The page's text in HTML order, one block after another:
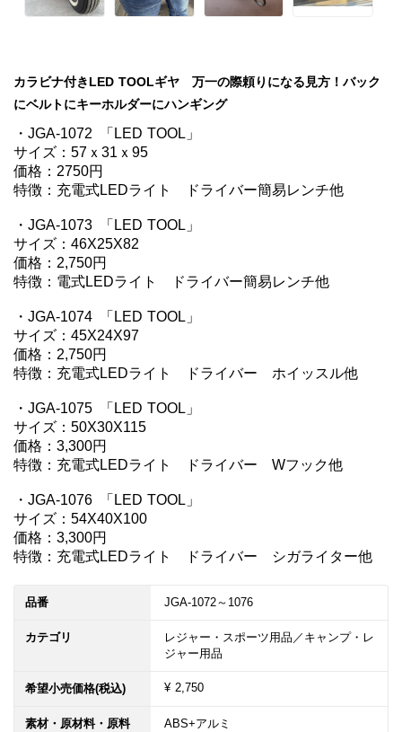
カラビナ付きLED TOOLギヤ　万一の際頼りになる見方！バック
にベルトにキーホルダーにハンギング
・JGA-1072	「LED TOOL」
サイズ：57ｘ31ｘ95
価格：2750円
特徴：充電式LEDライト　ドライバー簡易レンチ他
・JGA-1073	「LED TOOL」
サイズ：46X25X82
価格：2,750円
特徴：電式LEDライト　ドライバー簡易レンチ他
・JGA-1074	「LED TOOL」
サイズ：45X24X97
価格：2,750円
特徴：充電式LEDライト　ドライバー　ホイッスル他
・JGA-1075	「LED TOOL」
サイズ：50X30X115
価格：3,300円
特徴：充電式LEDライト　ドライバー　Wフック他
・JGA-1076	「LED TOOL」
サイズ：54X40X100
価格：3,300円
特徴：充電式LEDライト　ドライバー　シガライター他
品番 JGA-1072～1076
カテゴリ
レジャー・スポーツ用品／キャンプ・レ
ジャー用品
希望小売価格(税込) ¥ 2,750
素材・原材料・原料 ABS+アルミ